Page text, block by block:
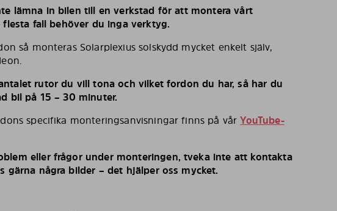
lämna in bilen till en verkstad för att montera vårt
fall behöver du inga verktyg.
så monteras Solarplexius solskydd mycket enkelt själv,
rutor du vill tona och vilket fordon du har, så har du
bil på 15 – 30 minuter.
specifika monteringsanvisningar finns på vårYouTube-
eller frågor under monteringen, tveka inte att kontakta
gärna några bilder – det hjälper oss mycket.